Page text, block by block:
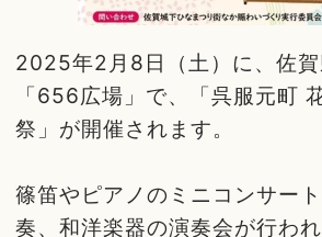
2025年2月8日（土）に、佐
「656広場」で、「呉服元町
祭」が開催されます。
篠笛やピアノのミニコンサー
奏、和洋楽器の演奏会が行わ